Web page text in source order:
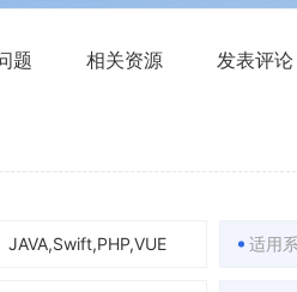
题 相关资源 发表评论
JAVA,Swift,PHP,VUE 适用